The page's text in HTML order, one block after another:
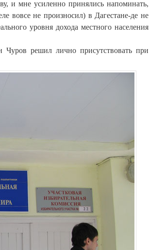
и мне усиленно принялись напоминать,
вовсе не произносил) в Дагестане-де не
уровня дохода местного населения
решил лично присутствовать при